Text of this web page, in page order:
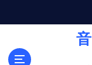
音楽を語らして